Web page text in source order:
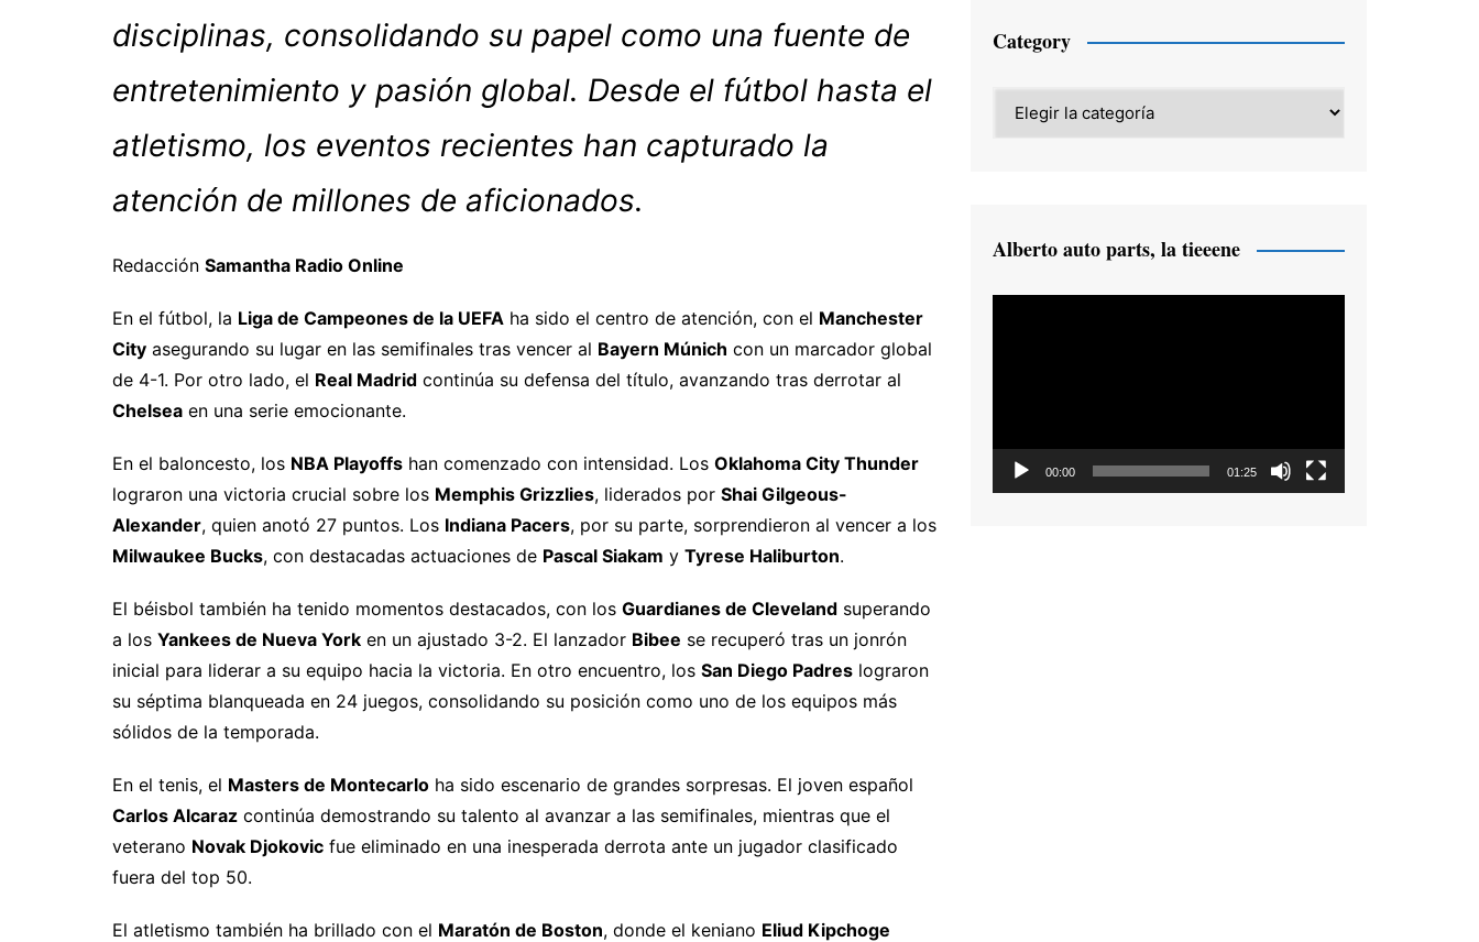
disciplinas, consolidando su papel como una fuente de
entretenimiento y pasión global. Desde el fútbol hasta el
atletismo, los eventos recientes han capturado la
atención de millones de aficionados.
Redacción Samantha Radio Online
En el fútbol, la Liga de Campeones de la UEFA ha sido el centro de atención, con el Manchester
City asegurando su lugar en las semifinales tras vencer al Bayern Múnich con un marcador global
de 4-1. Por otro lado, el Real Madrid continúa su defensa del título, avanzando tras derrotar al
Chelsea en una serie emocionante.
En el baloncesto, los NBA Playoffs han comenzado con intensidad. Los Oklahoma City Thunder
lograron una victoria crucial sobre los Memphis Grizzlies, liderados por Shai Gilgeous-
Alexander, quien anotó 27 puntos. Los Indiana Pacers, por su parte, sorprendieron al vencer a los
Milwaukee Bucks, con destacadas actuaciones de Pascal Siakam y Tyrese Haliburton.
El béisbol también ha tenido momentos destacados, con los Guardianes de Cleveland superando
a los Yankees de Nueva York en un ajustado 3-2. El lanzador Bibee se recuperó tras un jonrón
inicial para liderar a su equipo hacia la victoria. En otro encuentro, los San Diego Padres lograron
su séptima blanqueada en 24 juegos, consolidando su posición como uno de los equipos más
sólidos de la temporada.
En el tenis, el Masters de Montecarlo ha sido escenario de grandes sorpresas. El joven español
Carlos Alcaraz continúa demostrando su talento al avanzar a las semifinales, mientras que el
veterano Novak Djokovic fue eliminado en una inesperada derrota ante un jugador clasificado
fuera del top 50.
El atletismo también ha brillado con el Maratón de Boston, donde el keniano Eliud Kipchoge
Category
Alberto auto parts, la tieeene
00:00 01:25